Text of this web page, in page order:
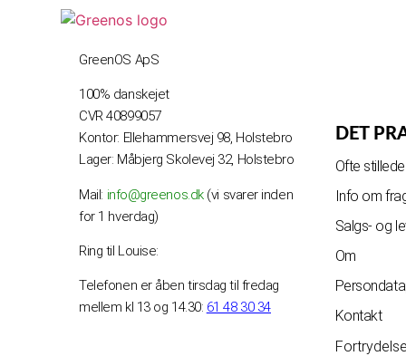
GreenOS ApS
100% danskejet
CVR 40899057
Kontor: Ellehammersvej 98, Holstebro
Lager: Måbjerg Skolevej 32, Holstebro
Mail: info@greenos.dk (vi svarer inden
for 1 hverdag)
Ring til Louise:
Telefonen er åben tirsdag til fredag
mellem kl 13 og 14.30: 61 48 30 34
DET
Ofte
Info om
Salgs- og
Om
Kontakt